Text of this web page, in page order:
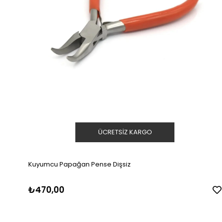
Kuyumcu Papağan Pense Dişsiz
₺470,00
ÜCRETSIZ KARGO